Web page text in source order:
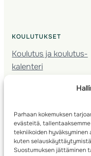
Parhaan kokemuksen
evästeitä,
tekniikoiden hyväksyminen
kuten
Suostumuksen jättäminen
KOULUTUKSET
Koulutus ja koulutus­
kalenteri
Seura­kehittäminen
Kartoitus
Ratamestari
Suomen